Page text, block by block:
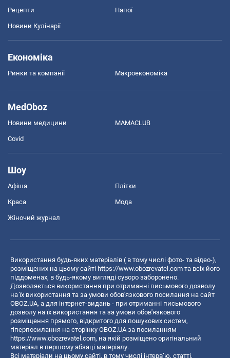
Рецепти Напої
Новини Кулінарії
Економіка
Ринки та компанії Макроекономіка
MedOboz
Новини медицини MAMACLUB
Covid
Шоу
Афіша Плітки
Краса Мода
Жіночий журнал
Використання будь-яких матеріалів ( в тому числі фото- та відео-),
розміщених на цьому сайті https://www.obozrevatel.com та всіх його
піддоменах, в будь-якому вигляді суворо заборонено.
Дозволяється використання при отриманні письмового дозволу
на їх використання та за умови обов'язкового посилання на сайт
OBOZ.UA, а для інтернет-видань - при отриманні письмового
дозволу на їх використання та за умови обов'язкового
розміщення прямого, відкритого для пошукових систем,
гіперпосилання на сторінку OBOZ.UA за посиланням
https://www.obozrevatel.com, на якій розміщено оригінальний
матеріал в першому абзаці матеріалу.
Всі матеріали на цьому сайті, в тому числі інтерв’ю, статті,